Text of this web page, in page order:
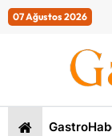
07 Ağustos 2026